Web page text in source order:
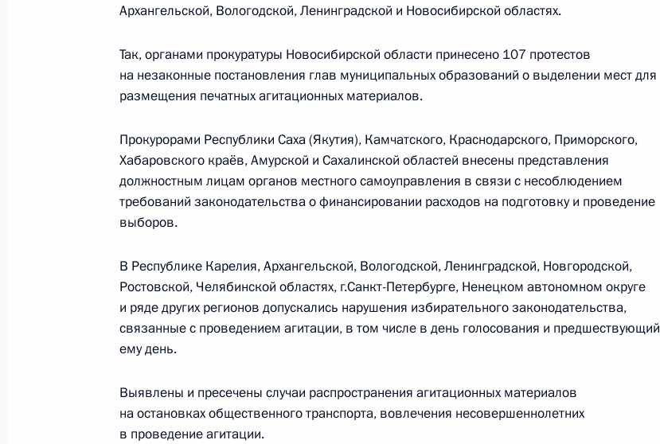
Президента по Ближнему Востоку
Встреча с Президентом Армении Сержем Саргсяном
23 января 2012 года, 11:45 Сочи
20 января 2012 года, пятница
Встреча с Главой Палестинской национальной администрации
Махмудом Аббасом
20 января 2012 года, 13:45
3
19 января 2012 года, четверг
Архангельской, Вологодской, Ленинградской и Новосибирской областях.
Так, органами прокуратуры Новосибирской области принесено 107 протестов
на незаконные постановления глав муниципальных образований о выделении мест для
размещения печатных агитационных материалов.
Прокурорами Республики Саха (Якутия), Камчатского, Краснодарского, Приморского,
Хабаровского краёв, Амурской и Сахалинской областей внесены представления
должностным лицам органов местного самоуправления в связи с несоблюдением
требований законодательства о финансировании расходов на подготовку и проведение
выборов.
В Республике Карелия, Архангельской, Вологодской, Ленинградской, Новгородской,
Ростовской, Челябинской областях, г.Санкт-Петербурге, Ненецком автономном округе
и ряде других регионов допускались нарушения избирательного законодательства,
связанные с проведением агитации, в том числе в день голосования и предшествующий
ему день.
Выявлены и пресечены случаи распространения агитационных материалов
на остановках общественного транспорта, вовлечения несовершеннолетних
в проведение агитации.